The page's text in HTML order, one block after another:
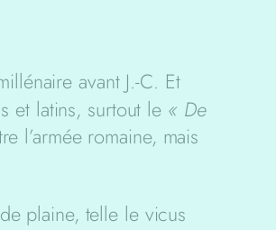
avant J.-C. Et
et latins, surtout le « De
l’armée romaine, mais
plaine, telle le vicus